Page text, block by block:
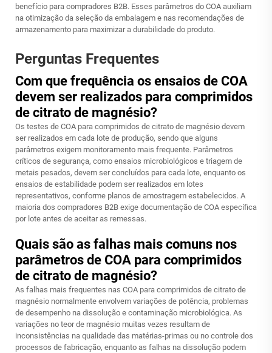
benefício para compradores B2B. Esses parâmetros do COA auxiliam
na otimização da seleção da embalagem e nas recomendações de
armazenamento para maximizar a durabilidade do produto.
Perguntas Frequentes
Com que frequência os ensaios de COA
devem ser realizados para comprimidos
de citrato de magnésio?
Os testes de COA para comprimidos de citrato de magnésio devem
ser realizados em cada lote de produção, sendo que alguns
parâmetros exigem monitoramento mais frequente. Parâmetros
críticos de segurança, como ensaios microbiológicos e triagem de
metais pesados, devem ser concluídos para cada lote, enquanto os
ensaios de estabilidade podem ser realizados em lotes
representativos, conforme planos de amostragem estabelecidos. A
maioria dos compradores B2B exige documentação de COA específica
por lote antes de aceitar as remessas.
Quais são as falhas mais comuns nos
parâmetros de COA para comprimidos
de citrato de magnésio?
As falhas mais frequentes nas COA para comprimidos de citrato de
magnésio normalmente envolvem variações de potência, problemas
de desempenho na dissolução e contaminação microbiológica. As
variações no teor de magnésio muitas vezes resultam de
inconsistências na qualidade das matérias-primas ou no controle dos
processos de fabricação, enquanto as falhas na dissolução podem